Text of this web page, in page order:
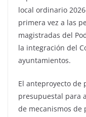
local ordinario
primera vez a las
magistradas del
la integración del
ayuntamientos.
El anteproyecto de
presupuestal para
de mecanismos de